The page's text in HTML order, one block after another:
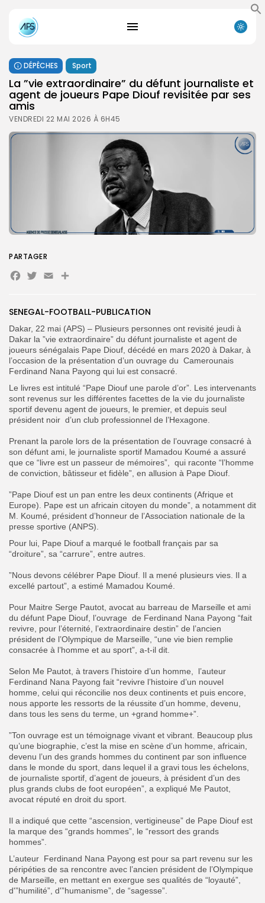
for:
FR
DÉPÊCHES Sport
La ”vie extraordinaire” du défunt journaliste et
agent de joueurs Pape Diouf revisitée par ses
amis ‎
VENDREDI 22 MAI 2026 À 6H45
SENEGAL-FOOTBALL-PUBLICATION
Dakar, 22 mai (APS) – Plusieurs personnes ont revisité jeudi à
Dakar la ”vie extraordinaire” du défunt journaliste et agent de
joueurs sénégalais Pape Diouf, décédé en mars 2020 à Dakar, à
l’occasion de la présentation d’un ouvrage du Camerounais
Ferdinand Nana Payong qui lui est consacré.
Le livres est intitulé “Pape Diouf une parole d’or”. Les intervenants
sont revenus sur les différentes facettes de la vie du journaliste
sportif devenu agent de joueurs, le premier, et depuis seul
président noir d’un club professionnel de l’Hexagone.
‎Prenant la parole lors de la présentation de l’ouvrage consacré à
son défunt ami, le journaliste sportif Mamadou Koumé a assuré
que ce “livre est un passeur de mémoires”, qui raconte “l’homme
de conviction, bâtisseur et fidèle”, en allusion à Pape Diouf.
‎”Pape Diouf est un pan entre les deux continents (Afrique et
Europe). Pape est un africain citoyen du monde”, a notamment dit
M. Koumé, président d’honneur de l’Association nationale de la
presse sportive (ANPS).
Pour lui, Pape Diouf a marqué le football français par sa
“droiture”, sa “carrure”, entre autres.
‎”Nous devons célébrer Pape Diouf. Il a mené plusieurs vies. Il a
excellé partout”, a estimé Mamadou Koumé.
‎Pour Maitre Serge Pautot, avocat au barreau de Marseille et ami
du défunt Pape Diouf, l’ouvrage de Ferdinand Nana Payong “fait
revivre, pour l’éternité, l’extraordinaire destin” de l’ancien
président de l’Olympique de Marseille, “une vie bien remplie
consacrée à l’homme et au sport”, a-t-il dit.
‎Selon Me Pautot, à travers l’histoire d’un homme, l’auteur
Ferdinand Nana Payong fait “revivre l’histoire d’un nouvel
homme, celui qui réconcilie nos deux continents et puis encore,
nous apporte les ressorts de la réussite d’un homme, devenu,
dans tous les sens du terme, un +grand homme+”.
‎”Ton ouvrage est un témoignage vivant et vibrant. Beaucoup plus
qu’une biographie, c’est la mise en scène d’un homme, africain,
devenu l’un des grands hommes du continent par son influence
dans le monde du sport, dans lequel il a gravi tous les échelons,
de journaliste sportif, d’agent de joueurs, à président d’un des
plus grands clubs de foot européen”, a expliqué Me Pautot,
avocat réputé en droit du sport.
‎Il a indiqué que cette “ascension, vertigineuse” de Pape Diouf est
la marque des “grands hommes”, le “ressort des grands
hommes”.
‎L’auteur Ferdinand Nana Payong est pour sa part revenu sur les
péripéties de sa rencontre avec l’ancien président de l’Olympique
de Marseille, en mettant en exergue ses qualités de “loyauté”,
d'”humilité”, d'”humanisme”, de “sagesse”.
PARTAGER
Facebook
Twitter
EmailPartager